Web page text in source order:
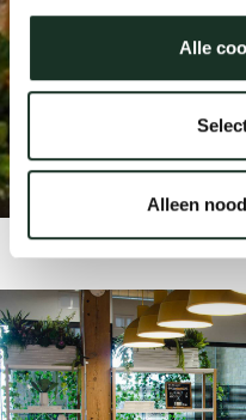
Alle
Alleen
Toronto